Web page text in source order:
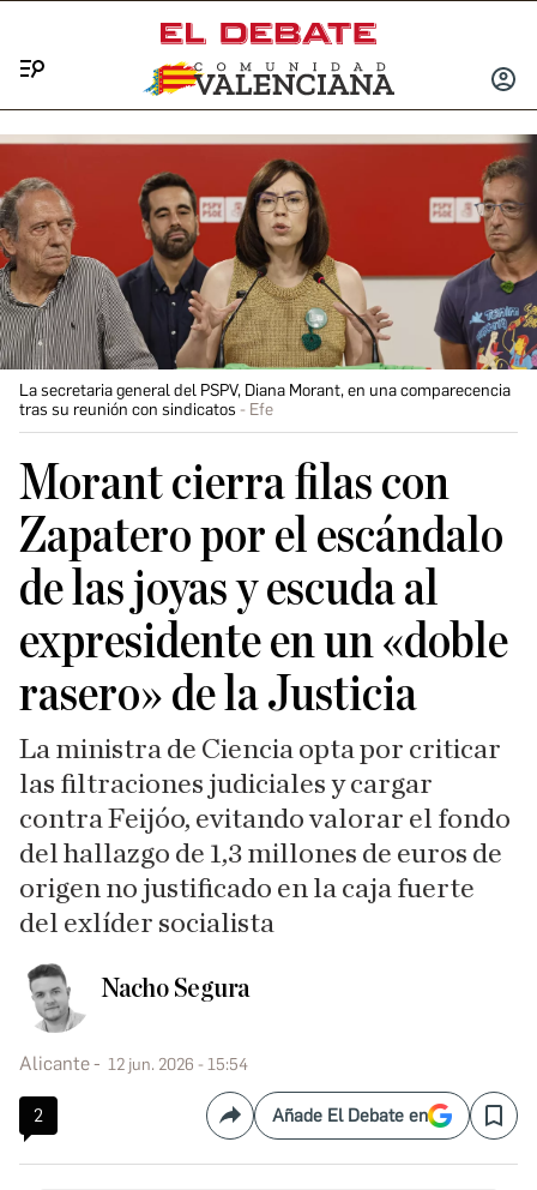
INICIAR
La secretaria general del PSPV, Diana Morant, en una comparecencia
tras su reunión con sindicatos
Efe
Morant cierra filas con
Zapatero por el escándalo
de las joyas y escuda al
expresidente en un «doble
rasero» de la Justicia
La ministra de Ciencia opta por criticar
las filtraciones judiciales y cargar
contra Feijóo, evitando valorar el fondo
del hallazgo de 1,3 millones de euros de
origen no justificado en la caja fuerte
del exlíder socialista
Nacho Segura
Alicante 12 jun. 2026 - 15:54
2 CompartirAñade El Debate en Save